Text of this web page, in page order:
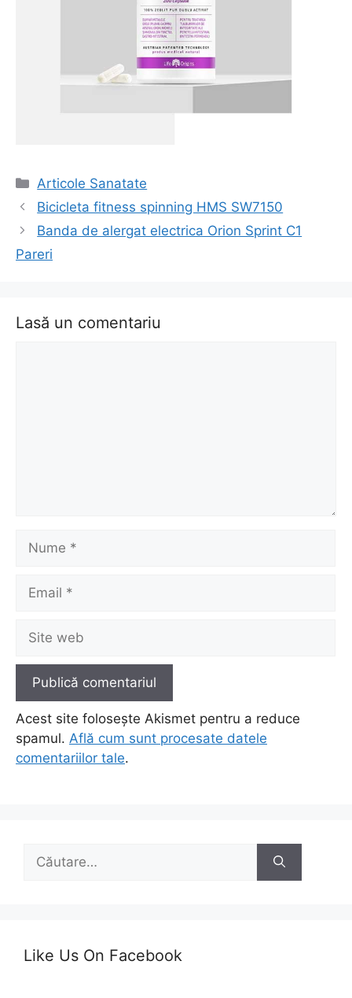
Categorii
Articole Sanatate
Navigare
în
Bicicleta fitness spinning HMS SW7150
Banda de alergat electrica Orion Sprint C1
Pareri
Lasă un comentariu
Nume
Email
Site
web
Acest site folosește Akismet pentru a reduce
spamul. Află cum sunt procesate datele
comentariilor tale.
după:
Like Us On Facebook